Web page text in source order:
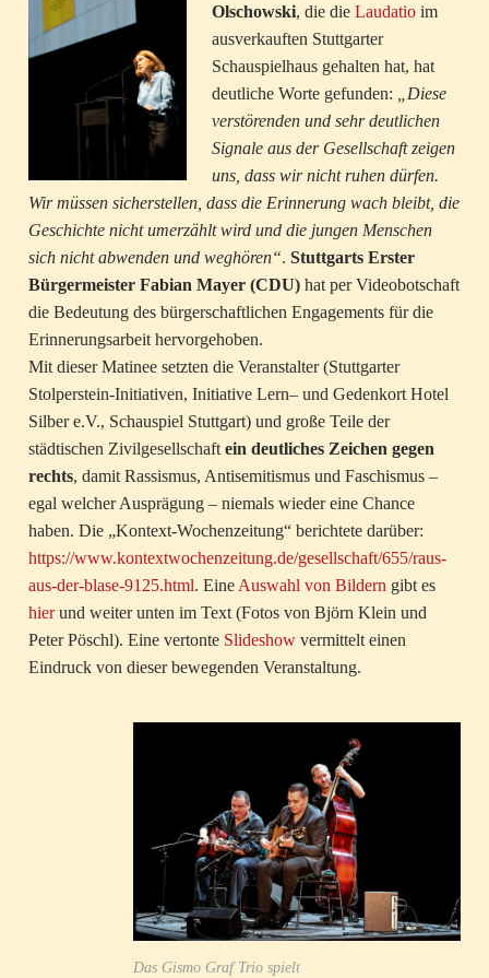
Olschowski, die die Laudatioim
ausverkauften Stuttgarter
Schauspielhaus gehalten hat, hat
deutliche Worte gefunden:
„Diese
verstörenden und sehr deutlichen
Signale aus der Gesellschaft zeigen
uns, dass wir nicht ruhen dürfen.
Wir müssen sicherstellen, dass die Erinnerung wach bleibt, die
Geschichte nicht umerzählt wird und die jungen Menschen
sich nicht abwenden und weghören“. Stuttgarts Erster
Bürgermeister Fabian Mayer (CDU) hat per Videobotschaft
die Bedeutung des bürgerschaftlichen Engagements für die
Erinnerungsarbeit hervorgehoben.
Mit dieser Matinee setzten die Veranstalter (Stuttgarter
Stolperstein-Initiativen, Initiative Lern– und Gedenkort Hotel
Silber e.V., Schauspiel Stuttgart) und große Teile der
städtischen Zivilgesellschaft ein deutliches Zeichen gegen
rechts, damit Rassismus, Antisemitismus und Faschismus –
egal welcher Ausprägung – niemals wieder eine Chance
haben. Die „Kontext-Wochenzeitung“ berichtete darüber:
https://www.kontextwochenzeitung.de/gesellschaft/655/raus-
aus-der-blase-9125.html. Eine Auswahl von Bildern gibt es
hierund weiter unten im Text (Fotos von Björn Klein und
Peter Pöschl). Eine vertonte Slideshow vermittelt einen
Eindruck von dieser bewegenden Veranstaltung.
Das Gismo Graf Trio spielt